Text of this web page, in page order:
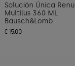
Solución Única Renu
Multilus 360 ML
Bausch&Lomb
€15.00